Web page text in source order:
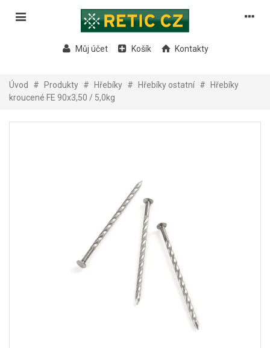
Můj účet Košík Kontakty
Úvod # Produkty # Hřebíky # Hřebíky ostatní #
Hřebíky
kroucené FE 90x3,50 / 5,0kg